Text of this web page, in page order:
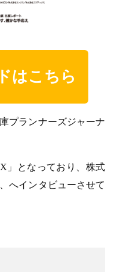
はこちら
プランナーズジャーナ
」となっており、株式
へインタビューさせて